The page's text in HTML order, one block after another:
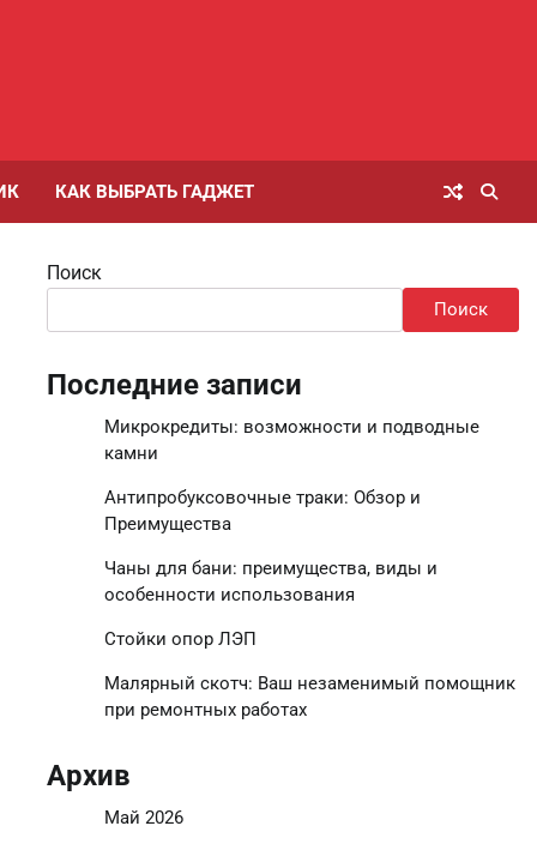
КАК ВЫБРАТЬ ГАДЖЕТ
Поиск
Поиск
Последние записи
Микрокредиты: возможности и подводные
камни
Антипробуксовочные траки: Обзор и
Преимущества
Чаны для бани: преимущества, виды и
особенности использования
Стойки опор ЛЭП
Малярный скотч: Ваш незаменимый помощник
при ремонтных работах
Архив
Май 2026